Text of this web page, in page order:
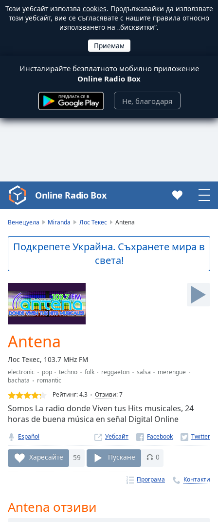
Този уебсайт използва cookies. Продължавайки да използвате
този уебсайт, вие се съгласявате с нашите правила относно
използването на „бисквитки“.
Инсталирайте безплатното мобилно приложение
Online Radio Box
Не, благодаря
Video
Player
Play
Video
Skip
Skip
Forward
Mute
Current
Loaded:
0.00%
Stream
TypeLIVE
Seek to
currently
live LIVE
Remaining
Time-
Rate
Online Radio Box
Венецуела Miranda Лос Текес Antena
Подкрепете Украйна. Съхранете мира в
света!
Antena
Лос Текес, 103.7 MHz FM
electronic pop techno folk reggaeton salsa
merengue
bachata
romantic
Рейтинг:4.3 Отзиви:7
Somos La radio donde Viven tus Hits musicales, 24
horas de buena música en señal Digital Online
Español Уебсайт
Харесайте 59 Пускане 0
Програма Контакти
Antena отзиви